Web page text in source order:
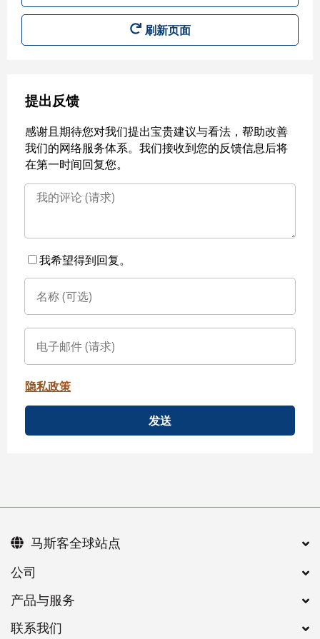
刷新页面
提出反馈
感谢且期待您对我们提出宝贵建议与看法，帮助改善
我们的网络服务体系。我们接收到您的反馈信息后将
在第一时间回复您。
我希望得到回复。
隐私政策
发送
公司
产品与服务
联系我们
马斯客全球站点